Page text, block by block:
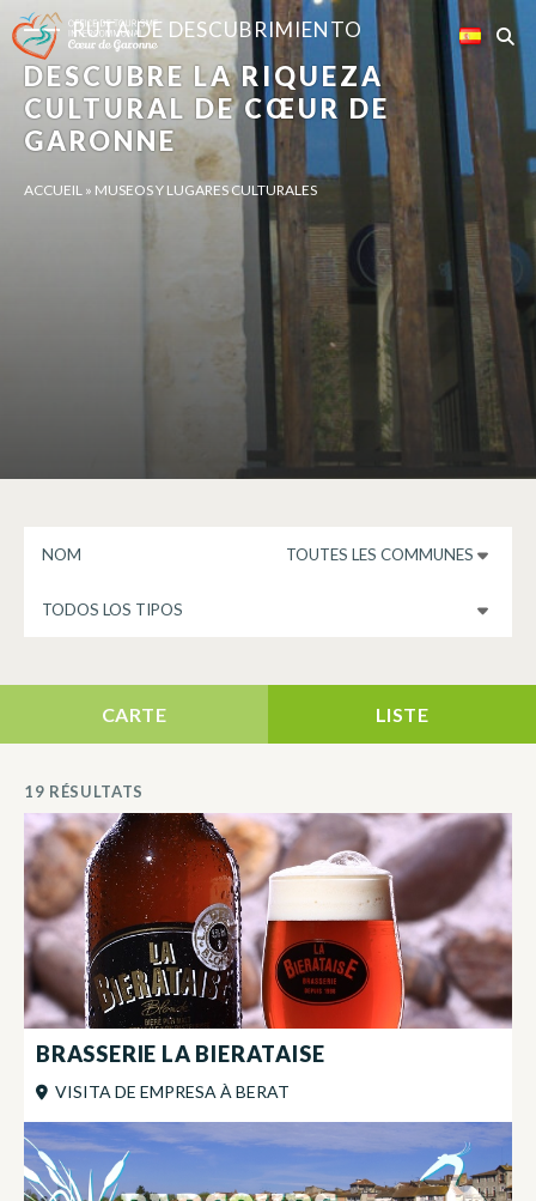
DESCUBRE LA RIQUEZA
CULTURAL DE CŒUR DE
GARONNE
RUTA DE DESCUBRIMIENTO
ACCUEIL » MUSEOS Y LUGARES CULTURALES
CARTE LISTE
19 RÉSULTATS
BRASSERIE LA BIERATAISE
VISITA DE EMPRESA À BERAT
Panel de gestión de cookies